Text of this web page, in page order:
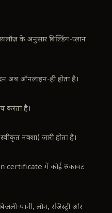
के अनुसार बिल्डिंग-प्लान
अब ऑनलाइन-ही होता है।
करता है।
नक्शा) जारी होता है।
certificate में कोई रुकावट
पानी, लोन, रजिस्ट्री और